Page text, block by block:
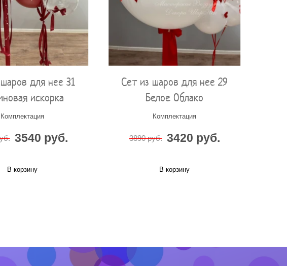
для нее 31
искорка
Комплектация
3540 руб.
В корзину
Сет из шаров для нее 29
Белое Облако
Комплектация
3890 руб. 3420 руб.
В корзину